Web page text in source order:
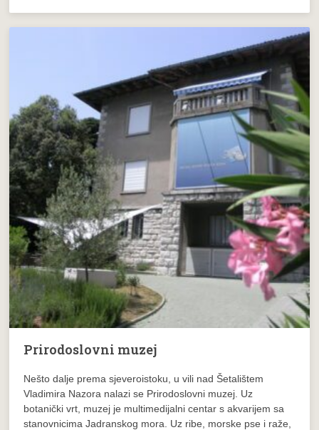
Prirodoslovni muzej
Nešto dalje prema sjeveroistoku, u vili nad Šetalištem
Vladimira Nazora nalazi se Prirodoslovni muzej. Uz
botanički vrt, muzej je multimedijalni centar s akvarijem sa
stanovnicima Jadranskog mora. Uz ribe, morske pse i raže,